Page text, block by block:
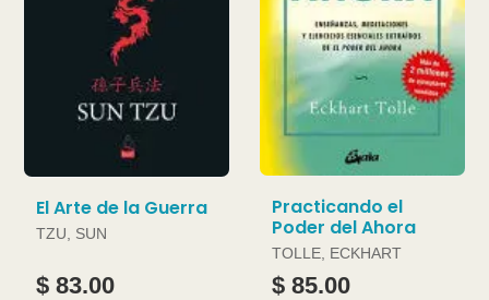
El Arte de la Guerra
TZU, SUN
$ 83.00
Practicando el
Poder del Ahora
TOLLE, ECKHART
$ 85.00